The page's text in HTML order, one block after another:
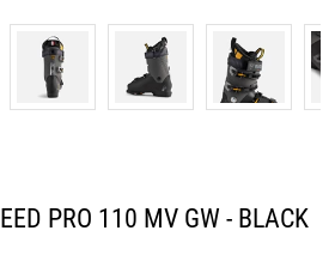
PRO 110 MV GW - BLACK